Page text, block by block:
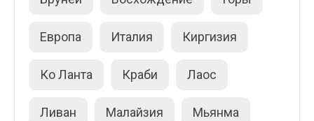
Европа Италия Киргизия
Ко Ланта Краби Лаос
Ливан Малайзия Мьянма